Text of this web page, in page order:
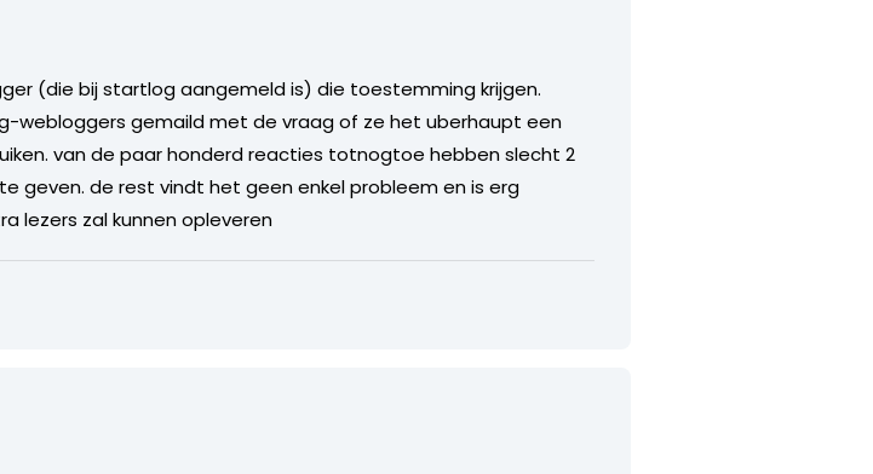
(die bij startlog aangemeld is) die toestemming krijgen.
webloggers gemaild met de vraag of ze het uberhaupt een
van de paar honderd reacties totnogtoe hebben slecht 2
geven. de rest vindt het geen enkel probleem en is erg
lezers zal kunnen opleveren